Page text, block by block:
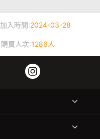
加入時間:2024-03-28
購買人次:1286人